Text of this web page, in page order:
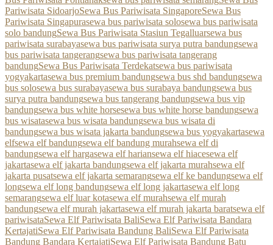
Pariwisata SidoarjoSewa Bus Pariwisata SingaporeSewa Bus
Pariwisata Singapurasewa bus pariwisata solosewa bus pariwisata
solo bandungSewa Bus Pariwisata Stasiun Tegalluarsewa bus
pariwisata surabayasewa bus pariwisata surya putra bandungsewa
bus pariwisata tangerangsewa bus pariwisata tangerang
bandungSewa Bus Pariwisata Terdekatsewa bus pariwisata
yogyakartasewa bus premium bandungsewa bus shd bandungsewa
bus solosewa bus surabayasewa bus surabaya bandungsewa bus
surya putra bandungsewa bus tangerang bandungsewa bus vip
bandungsewa bus white horsesewa bus white horse bandungsewa
bus wisatasewa bus wisata bandungsewa bus wisata di
bandungsewa bus wisata jakarta bandungsewa bus yogyakartasewa
elfsewa elf bandungsewa elf bandung murahsewa elf di
bandungsewa elf hargasewa elf hariansewa elf hiacesewa elf
jakartasewa elf jakarta bandungsewa elf jakarta murahsewa elf
jakarta pusatsewa elf jakarta semarangsewa elf ke bandungsewa elf
longsewa elf long bandungsewa elf long jakartasewa elf long
semarangsewa elf luar kotasewa elf murahsewa elf murah
bandungsewa elf murah jakartasewa elf murah jakarta baratsewa elf
pariwisataSewa Elf Pariwisata BaliSewa Elf Pariwisata Bandara
KertajatiSewa Elf Pariwisata Bandung BaliSewa Elf Pariwisata
Bandung Bandara KertajatiSewa Elf Pariwisata Bandung Batu